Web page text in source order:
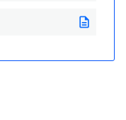
description